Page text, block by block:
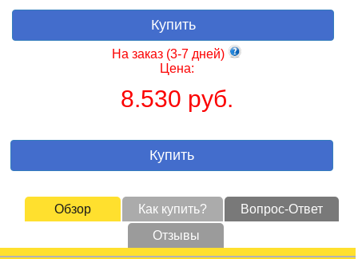
Купить
На заказ (3-7 дней)
Цена:
8.530 руб.
Купить
Обзор Как купить?
Вопрос-Ответ
Отзывы